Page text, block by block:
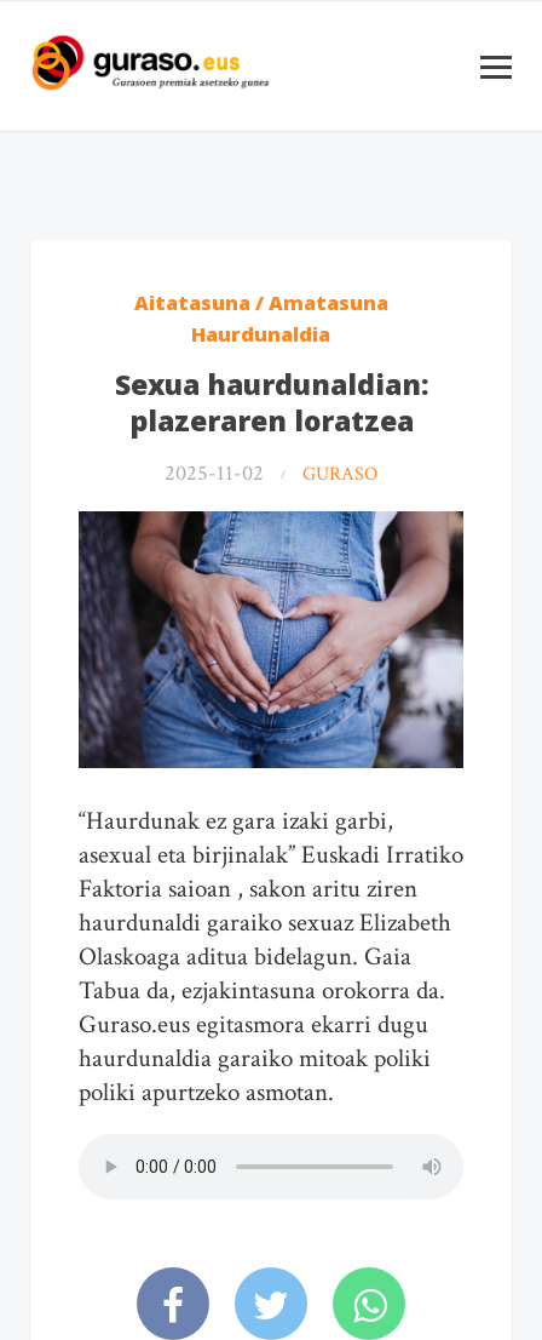
Aitatasuna / Amatasuna
Haurdunaldia
Sexua haurdunaldian:
plazeraren loratzea
2025-11-02 GURASO
“Haurdunak ez gara izaki garbi,
asexual eta birjinalak” Euskadi Irratiko
Faktoria saioan , sakon aritu ziren
haurdunaldi garaiko sexuaz Elizabeth
Olaskoaga aditua bidelagun. Gaia
Tabua da, ezjakintasuna orokorra da.
Guraso.eus egitasmora ekarri dugu
haurdunaldia garaiko mitoak poliki
poliki apurtzeko asmotan.